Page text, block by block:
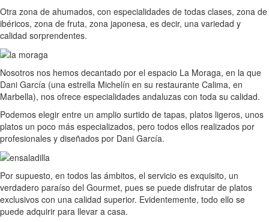
Otra zona de ahumados, con especialidades de todas clases, zona de
ibéricos, zona de fruta, zona japonesa, es decir, una variedad y
calidad sorprendentes.
Nosotros nos hemos decantado por el espacio La Moraga, en la que
Dani García (una estrella Michelín en su restaurante Calima, en
Marbella), nos ofrece especialidades andaluzas con toda su calidad.
Podemos elegir entre un amplio surtido de tapas, platos ligeros, unos
platos un poco más especializados, pero todos ellos realizados por
profesionales y diseñados por Dani García.
Por supuesto, en todos las ámbitos, el servicio es exquisito, un
verdadero paraíso del Gourmet, pues se puede disfrutar de platos
exclusivos con una calidad superior. Evidentemente, todo ello se
puede adquirir para llevar a casa.